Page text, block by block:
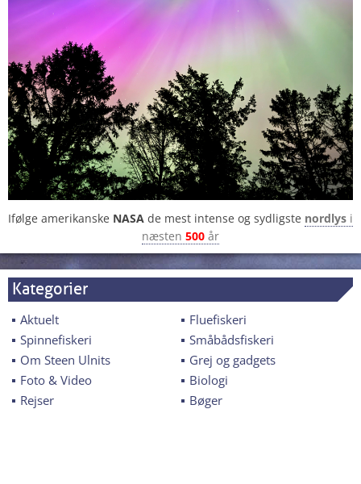
Ifølge amerikanske NASA de mest intense og sydligste nordlys i
næsten 500 år
Kategorier
Aktuelt
Fluefiskeri
Spinnefiskeri
Småbådsfiskeri
Om Steen Ulnits
Grej og gadgets
Foto & Video
Biologi
Rejser
Bøger